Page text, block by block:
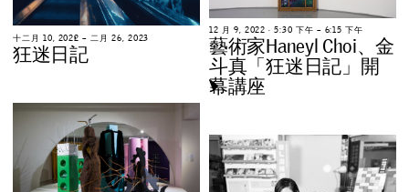
十二月 10, 2022 – 二月 26, 2023
狂迷日記
12 月 9, 2022 ∙ 5:30 下午 – 6:15 下午
藝術家Haneyl Choi、金
斗真「狂迷日記」 開
幕講座